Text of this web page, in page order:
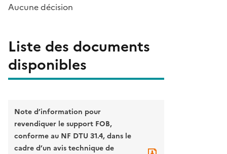
Aucune décision
Liste des documents
disponibles
Note d’information pour
revendiquer le support FOB,
conforme au NF DTU 31.4, dans le
cadre d’un avis technique de